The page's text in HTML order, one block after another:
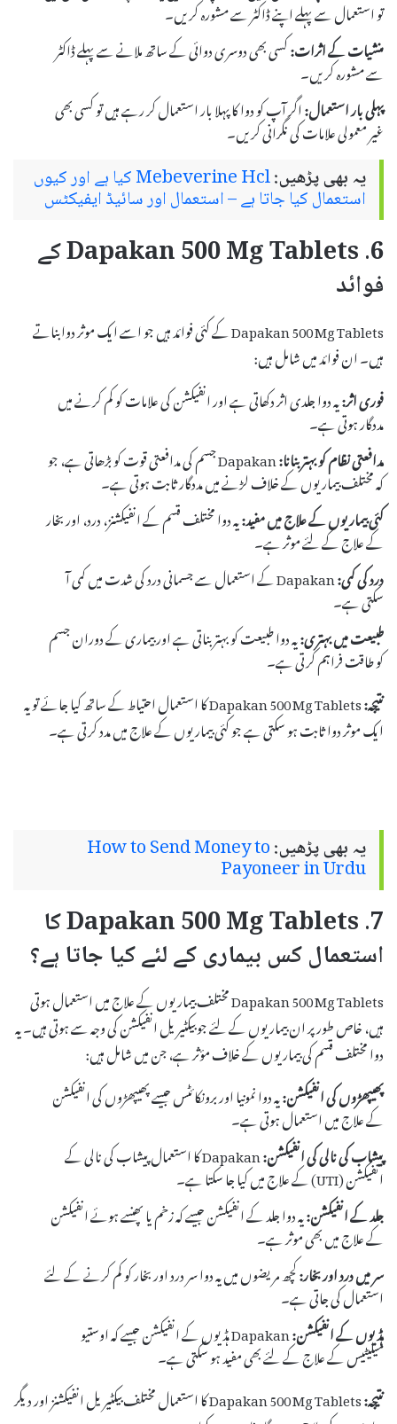
تو استعمال سے پہلے اپنے ڈاکٹر سے مشورہ کریں۔
منشیات کے اثرات:کسی بھی دوسری دوائی کے ساتھ ملانے سے پہلے ڈاکٹر
سے مشورہ کریں۔
پہلی بار استعمال:اگر آپ کو دوا کا پہلا بار استعمال کر رہے ہیں تو کسی بھی
غیر معمولی علامات کی نگرانی کریں۔
یہ بھی پڑھیں: Mebeverine Hcl کیا ہے اور کیوں
استعمال کیا جاتا ہے – استعمال اور سائیڈ ایفیکٹس
6. Dapakan 500 Mg Tablets کے
فوائد
Dapakan 500 Mg Tablets کے کئی فوائد ہیں جو اسے ایک موثر دوا بناتے
ہیں۔ ان فوائد میں شامل ہیں:
فوری اثر:یہ دوا جلدی اثر دکھاتی ہے اور انفیکشن کی علامات کو کم کرنے میں
مددگار ہوتی ہے۔
مدافعتی نظام کو بہتر بنانا:
Dapakan جسم کی مدافعتی قوت کو بڑھاتی ہے، جو
کہ مختلف بیماریوں کے خلاف لڑنے میں مددگار ثابت ہوتی ہے۔
کئی بیماریوں کے علاج میں مفید:یہ دوا مختلف قسم کے انفیکشنز، درد، اور بخار
کے علاج کے لئے موثر ہے۔
درد کی کمی:
Dapakan کے استعمال سے جسمانی درد کی شدت میں کمی آ
سکتی ہے۔
طبیعت میں بہتری:یہ دوا طبیعت کو بہتر بناتی ہے اور بیماری کے دوران جسم
کو طاقت فراہم کرتی ہے۔
نتیجہ:
Dapakan 500 Mg Tablets کا استعمال احتیاط کے ساتھ کیا جائے تو یہ
ایک موثر دوا ثابت ہو سکتی ہے جو کئی بیماریوں کے علاج میں مدد کرتی ہے۔
یہ بھی پڑھیں:How to Send Money to
Payoneer in Urdu
7. Dapakan 500 Mg Tablets کا
استعمال کس بیماری کے لئے کیا جاتا ہے؟
Dapakan 500 Mg Tablets مختلف بیماریوں کے علاج میں استعمال ہوتی
ہیں، خاص طور پر ان بیماریوں کے لئے جو بیکٹیریل انفیکشن کی وجہ سے ہوتی ہیں۔ یہ
دوا مختلف قسم کی بیماریوں کے خلاف مؤثر ہے، جن میں شامل ہیں:
پھیپھڑوں کی انفیکشن:یہ دوا نمونیا اور برونکائٹس جیسے پھیپھڑوں کی انفیکشن
کے علاج میں استعمال ہوتی ہے۔
پیشاب کی نالی کی انفیکشن:
Dapakan کا استعمال پیشاب کی نالی کے
انفیکشن (UTI) کے علاج میں کیا جا سکتا ہے۔
جلد کے انفیکشن:یہ دوا جلد کے انفیکشن جیسے کہ زخم یا پھنسے ہوئے انفیکشن
کے علاج میں بھی موثر ہے۔
سر میں درد اور بخار:کچھ مریضوں میں یہ دوا سر درد اور بخار کو کم کرنے کے لئے
استعمال کی جاتی ہے۔
ہڈیوں کے انفیکشن:
Dapakan ہڈیوں کے انفیکشن جیسے کہ اوستیو
میلیٹیس کے علاج کے لئے بھی مفید ہو سکتی ہے۔
نتیجہ:
Dapakan 500 Mg Tablets کا استعمال مختلف بیکٹیریل انفیکشنز اور دیگر